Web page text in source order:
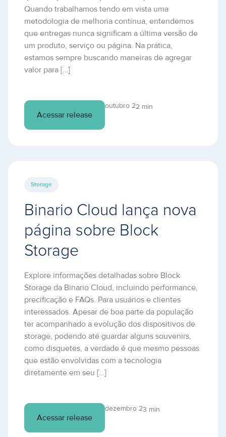
Quando trabalhamos tendo em vista uma
metodologia de melhoria contínua, entendemos
que entregas nunca significam a última versão de
um produto, serviço ou página. Na prática,
estamos sempre buscando maneiras de agregar
valor para […]
Acessar release
outubro 22 min
Storage
Binario Cloud lança nova
página sobre Block
Storage
Explore informações detalhadas sobre Block
Storage da Binario Cloud, incluindo performance,
precificação e FAQs. Para usuários e clientes
interessados. Apesar de boa parte da população
ter acompanhado a evolução dos dispositivos de
storage, podendo até guardar alguns souvenirs,
como disquetes, a verdade é que mesmo pessoas
que estão envolvidas com a tecnologia
diretamente em seu […]
Acessar release
dezembro 23 min